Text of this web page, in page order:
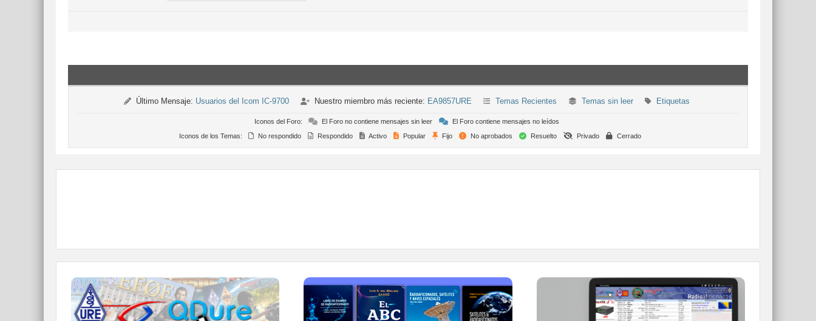
Último Mensaje: Usuarios del Icom IC-9700 Nuestro miembro más reciente: EA9857URE Temas Recientes Temas sin leer Etiquetas
Iconos del Foro: El Foro no contiene mensajes sin leer
El Foro contiene mensajes no leídos
Iconos de los Temas:
No respondido Respondido Activo Popular Fijo No aprobados Resuelto Privado Cerrado
QDURE - https://qsl.ure.es
TIENDA ONLINE URE WEBCLUSTER EA4URE